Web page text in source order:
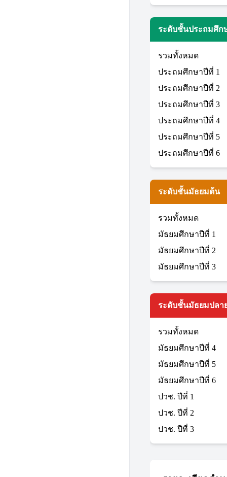
ระดับชั้นประถมศึก
รวมทั้งหมด
ประถมศึกษาปีที่ 1
ประถมศึกษาปีที่ 2
ประถมศึกษาปีที่ 3
ประถมศึกษาปีที่ 4
ประถมศึกษาปีที่ 5
ประถมศึกษาปีที่ 6
ระดับชั้นมัธยมต้น
รวมทั้งหมด
มัธยมศึกษาปีที่ 1
มัธยมศึกษาปีที่ 2
มัธยมศึกษาปีที่ 3
ระดับชั้นมัธยมปลา
รวมทั้งหมด
มัธยมศึกษาปีที่ 4
มัธยมศึกษาปีที่ 5
มัธยมศึกษาปีที่ 6
ปวช. ปีที่ 1
ปวช. ปีที่ 2
ปวช. ปีที่ 3